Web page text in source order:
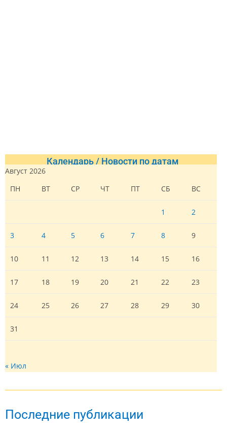
Календарь / Новости по датам
Август 2026
ПН
ВТ СР ЧТ ПТ СБ ВС
1 2
3 4 5 6 7 8 9
10 11 12 13 14 15 16
17 18 19 20 21 22 23
24 25 26 27 28 29 30
31
« Июл
Последние публикации